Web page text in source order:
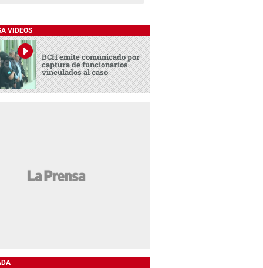
VIDEOS
BCH emite comunicado por
captura de funcionarios
vinculados al caso